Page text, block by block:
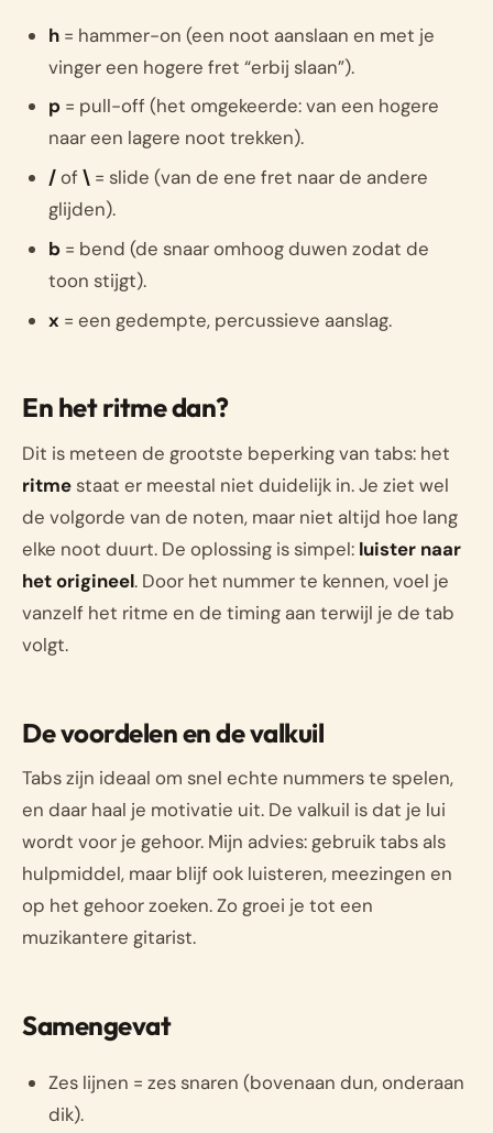
h = hammer-on (een noot aanslaan en met je
vinger een hogere fret “erbij slaan”).
p = pull-off (het omgekeerde: van een hogere
naar een lagere noot trekken).
/of\ = slide (van de ene fret naar de andere
glijden).
b = bend (de snaar omhoog duwen zodat de
toon stijgt).
x = een gedempte, percussieve aanslag.
En het ritme dan?
Dit is meteen de grootste beperking van tabs: het
ritmestaat er meestal niet duidelijk in. Je ziet wel
de volgorde van de noten, maar niet altijd hoe lang
elke noot duurt. De oplossing is simpel: luister naar
het origineel. Door het nummer te kennen, voel je
vanzelf het ritme en de timing aan terwijl je de tab
volgt.
De voordelen en de valkuil
Tabs zijn ideaal om snel echte nummers te spelen,
en daar haal je motivatie uit. De valkuil is dat je lui
wordt voor je gehoor. Mijn advies: gebruik tabs als
hulpmiddel, maar blijf ook luisteren, meezingen en
op het gehoor zoeken. Zo groei je tot een
muzikantere gitarist.
Samengevat
Zes lijnen = zes snaren (bovenaan dun, onderaan
dik).